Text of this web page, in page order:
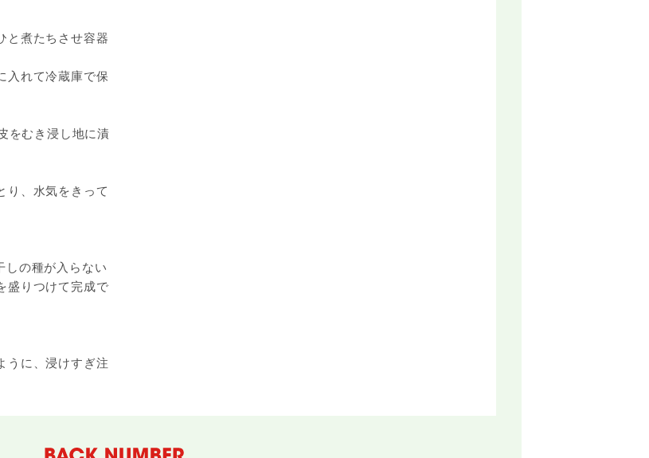
と煮たちさせ容器
入れて冷蔵庫で保
をむき浸し地に漬
り、水気をきって
しの種が入らない
盛りつけて完成で
うに、浸けすぎ注